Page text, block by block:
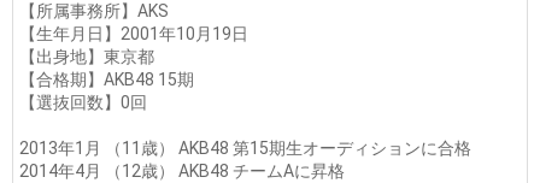
【所属事務所】AKS
【生年月日】2001年10月19日
【出身地】東京都
【合格期】AKB48 15期
【選抜回数】0回
2013年1月 （11歳） AKB48 第15期生オーディションに合格
2014年4月 （12歳） AKB48 チームAに昇格